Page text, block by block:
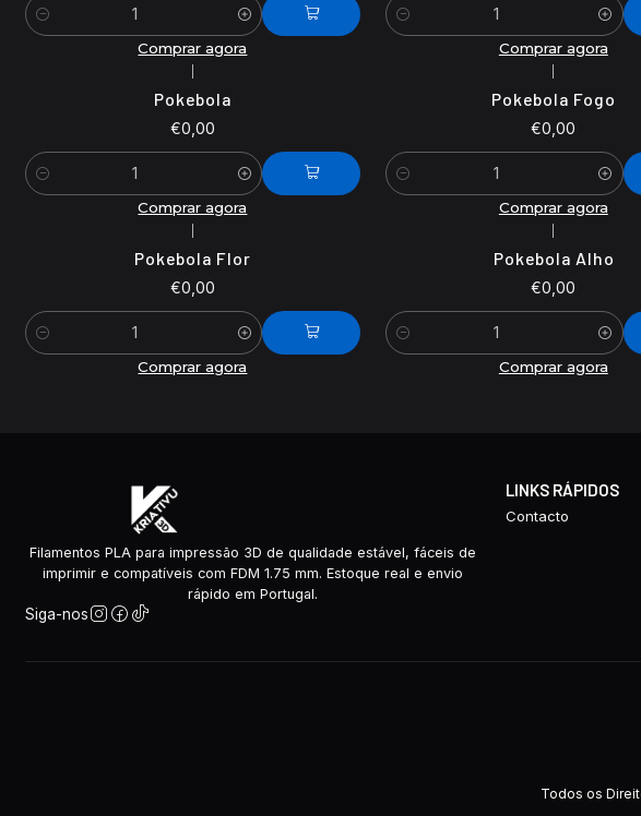
Quantidade
Comprar agora
Quantidade
Comprar agora
Pokebola
€0,00
Quantidade
Comprar agora
Pokebola Fogo
€0,00
Quantidade
Comprar agora
Pokebola Flor
€0,00
Quantidade
Comprar agora
Pokebola Alho
€0,00
Quantidade
Comprar agora
Filamentos PLA para impressão 3D de qualidade estável, fáceis de
imprimir e compatíveis com FDM 1.75 mm. Estoque real e envio
rápido em Portugal.
Siga-nos
LINKS RÁPIDOS
Contacto
Todos os